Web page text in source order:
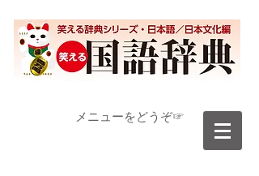
​メニューをどうぞ☞